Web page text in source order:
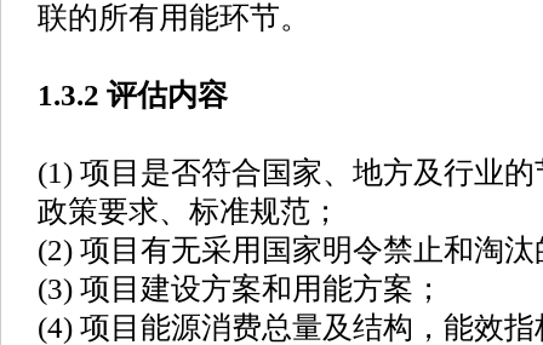
联的所有用能环节。
1.3.2 评估内容
(1) 项目是否符合国家、地方及行业
政策要求、标准规范；
(2) 项目有无采用国家明令禁止和淘
(3) 项目建设方案和用能方案；
(4) 项目能源消费总量及结构，能效